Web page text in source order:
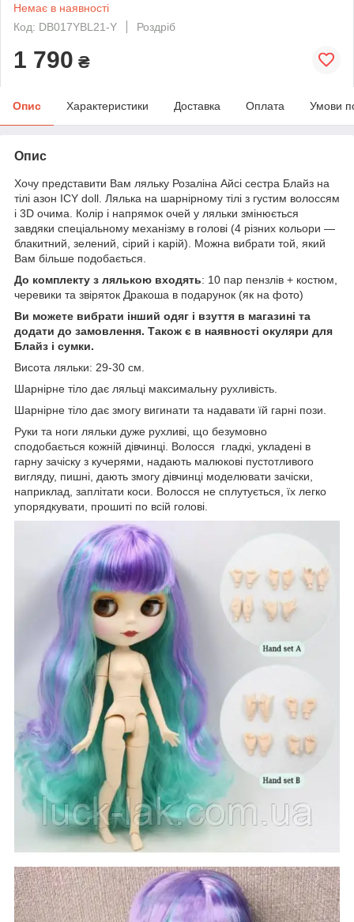
Немає в наявності
Код: DB017YBL21-Y
Роздріб
1 790 ₴
Опис Характеристики Доставка Оплата Умови
Опис
Хочу представити Вам ляльку Розаліна Айсі сестра Блайз на
тілі азон ICY doll. Лялька на шарнірному тілі з густим волоссям
і 3D очима. Колір і напрямок очей у ляльки змінюється
завдяки спеціальному механізму в голові (4 різних кольори —
блакитний, зелений, сірий і карій). Можна вибрати той, який
Вам більше подобається.
До комплекту з лялькою входять: 10 пар пензлів + костюм,
черевики та звіряток Дракоша в подарунок (як на фото)
Ви можете вибрати інший одяг і взуття в магазині та
додати до замовлення. Також є в наявності окуляри для
Блайз і сумки.
Висота ляльки: 29-30 см.
Шарнірне тіло дає ляльці максимальну рухливість.
Шарнірне тіло дає змогу вигинати та надавати їй гарні пози.
Руки та ноги ляльки дуже рухливі, що безумовно
сподобається кожній дівчинці. Волосся гладкі, укладені в
гарну зачіску з кучерями, надають малюкові пустотливого
вигляду, пишні, дають змогу дівчинці моделювати зачіски,
наприклад, заплітати коси. Волосся не сплутується, їх легко
упорядкувати, прошиті по всій голові.